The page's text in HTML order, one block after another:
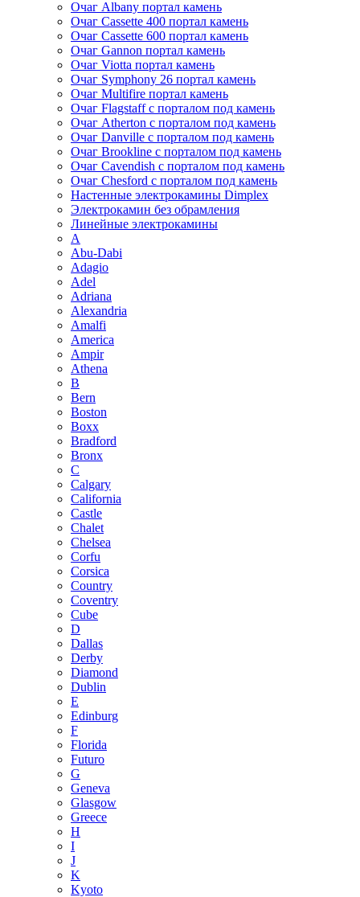
Очаг Albany портал камень
Очаг Cassette 400 портал камень
Очаг Cassette 600 портал камень
Очаг Gannon портал камень
Очаг Viotta портал камень
Очаг Symphony 26 портал камень
Очаг Multifire портал камень
Очаг Flagstaff с порталом под камень
Очаг Atherton с порталом под камень
Очаг Danville с порталом под камень
Очаг Brookline с порталом под камень
Очаг Cavendish с порталом под камень
Очаг Chesford с порталом под камень
Настенные электрокамины Dimplex
Электрокамин без обрамления
Линейные электрокамины
A
Abu-Dabi
Adagio
Adel
Adriana
Alexandria
Amalfi
America
Ampir
Athena
B
Bern
Boston
Boxx
Bradford
Bronx
C
Calgary
California
Castle
Chalet
Chelsea
Corfu
Corsica
Country
Coventry
Cube
D
Dallas
Derby
Diamond
Dublin
E
Edinburg
F
Florida
Futuro
G
Geneva
Glasgow
Greece
H
I
J
K
Kyoto